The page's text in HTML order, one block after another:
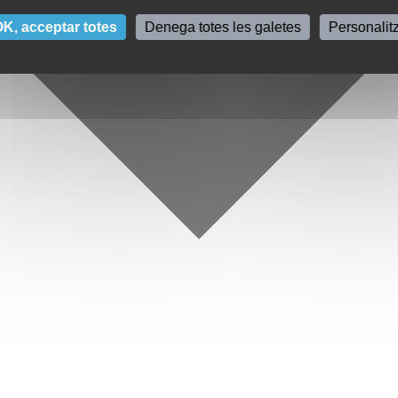
acceptar totes Denega totes les galetes